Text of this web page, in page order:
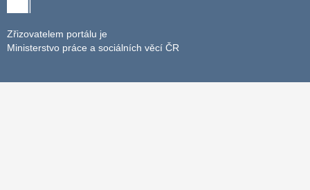
Zřizovatelem portálu je
Ministerstvo práce a sociálních věcí ČR